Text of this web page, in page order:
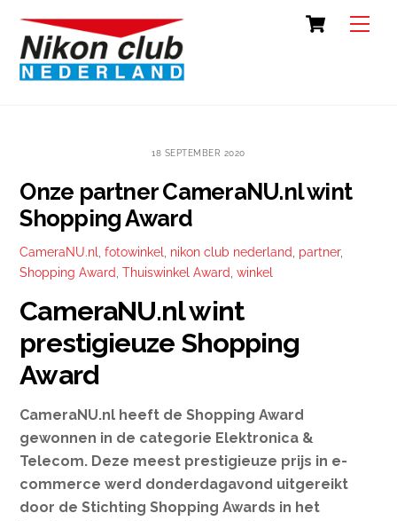
content
Cart
18 SEPTEMBER 2020
Onze partner CameraNU.nl wint
Shopping Award
CameraNU.nl ,fotowinkel nikon club nederland partner,
Shopping Award ,Thuiswinkel Award ,winkel
CameraNU.nl wint
prestigieuze Shopping
Award
CameraNU.nl heeft de Shopping Award
gewonnen in de categorie Elektronica &
Telecom. Deze meest prestigieuze prijs in e-
commerce werd donderdagavond uitgereikt
door de Stichting Shopping Awards in het